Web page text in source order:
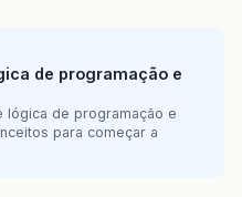
de programação e
lógica de programação e
para começar a